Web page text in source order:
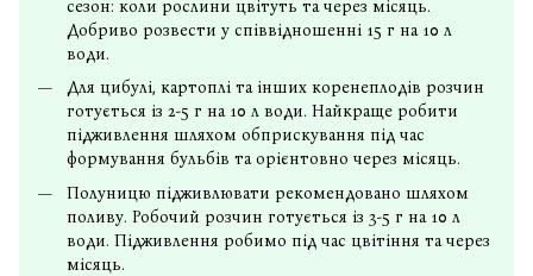
сезон: коли рослини цвітуть та через місяць.
Добриво розвести у співвідношенні 15 г на 10 л
води.
Для цибулі, картоплі та інших коренеплодів розчин
готується із 2-5 г на 10 л води. Найкраще робити
підживлення шляхом обприскування під час
формування бульбів та орієнтовно через місяць.
Полуницю підживлювати рекомендовано шляхом
поливу. Робочий розчин готується із 3-5 г на 10 л
води. Підживлення робимо під час цвітіння та через
місяць.